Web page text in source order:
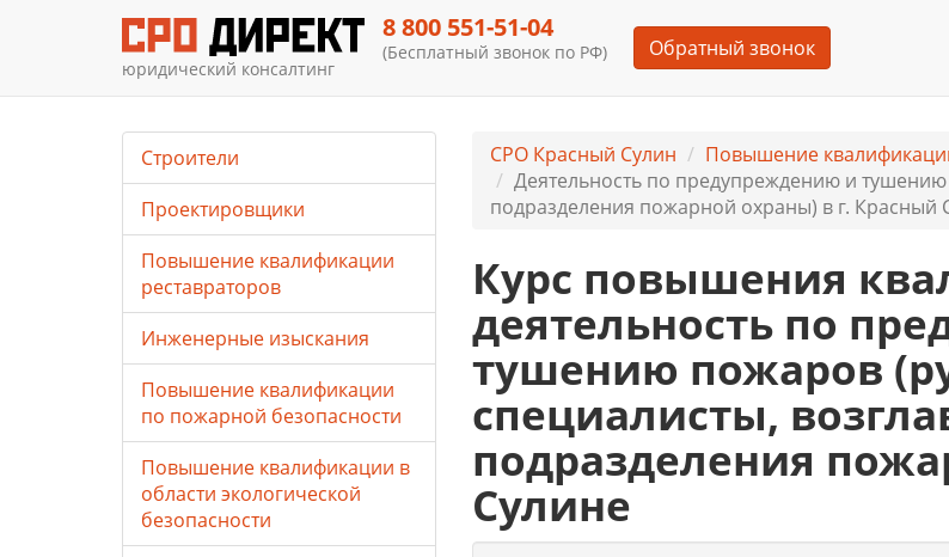
юридический консалтинг
8 800 551-51-04
(Бесплатный звонок по РФ) Обратный звонок
СРО Красный Сулин
Повышение
Деятельность по предупреждению и
подразделения пожарной охраны) в г. Красный
Курс повышения
деятельность по
тушению пожаров
специалисты,
подразделения
Сулине
Строители
Проектировщики
Повышение квалификации
реставраторов
Инженерные изыскания
Повышение квалификации
по пожарной безопасности
Повышение квалификации в
области экологической
безопасности